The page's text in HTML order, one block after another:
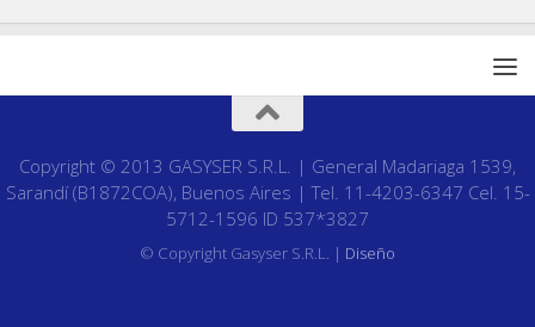
Copyright © 2013 GASYSER S.R.L. | General Madariaga 1539,
Sarandí (B1872COA), Buenos Aires | Tel. 11-4203-6347 Cel. 15-
5712-1596 ID 537*3827
© Copyright Gasyser S.R.L. | Diseño